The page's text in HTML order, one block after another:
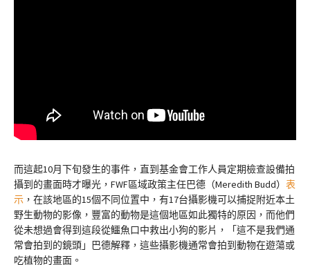
而這起10月下旬發生的事件，直到基金會工作人員定期檢查設備拍
攝到的畫面時才曝光，FWF區域政策主任巴德（Meredith Budd） 表
示 ，在該地區的15個不同位置中，有17台攝影機可以捕捉附近本土
野生動物的影像，豐富的動物是這個地區如此獨特的原因，而他們
從未想過會得到這段從鱷魚口中救出小狗的影片，「這不是我們通
常會拍到的鏡頭」巴德解釋，這些攝影機通常會拍到動物在遊蕩或
吃植物的畫面。